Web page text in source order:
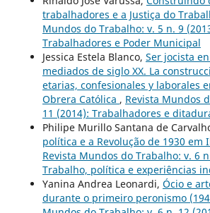
trabalhadores e a Justiça do
Mundos do Trabalho: v. 5 n. 9
Trabalhadores e Poder Municipal
Jessica Estela Blanco, Ser jocista
mediados de siglo XX. La
etarias, confesionales y laborales
Obrera Católica , Revista Mundos
11 (2014): Trabalhadores e
Philipe Murillo Santana de
política e a Revolução de 1930 em
Revista Mundos do Trabalho: v. 6
Trabalho, política e experiências
Yanina Andrea Leonardi, Ócio e
durante o primeiro peronismo